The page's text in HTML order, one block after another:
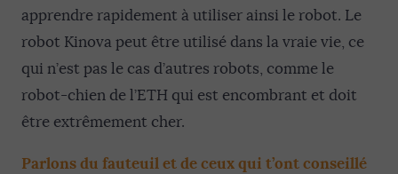
apprendre rapidement à utiliser ainsi le robot. Le
robot Kinova peut être utilisé dans la vraie vie, ce
qui n’est pas le cas d’autres robots, comme le
robot-chien de l’ETH qui est encombrant et doit
être extrêmement cher.
Parlons du fauteuil et de ceux qui t’ont conseillé